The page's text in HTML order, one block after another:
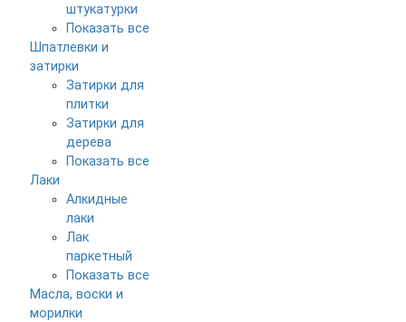
штукатурки
Показать все
Шпатлевки и
затирки
Затирки для
плитки
Затирки для
дерева
Показать все
Лаки
Алкидные
лаки
Лак
паркетный
Показать все
Масла, воски и
морилки